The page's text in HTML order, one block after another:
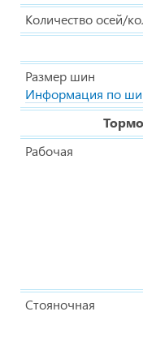
Количество осей/
Размер шин
Информация по
Рабочая
Стояночная